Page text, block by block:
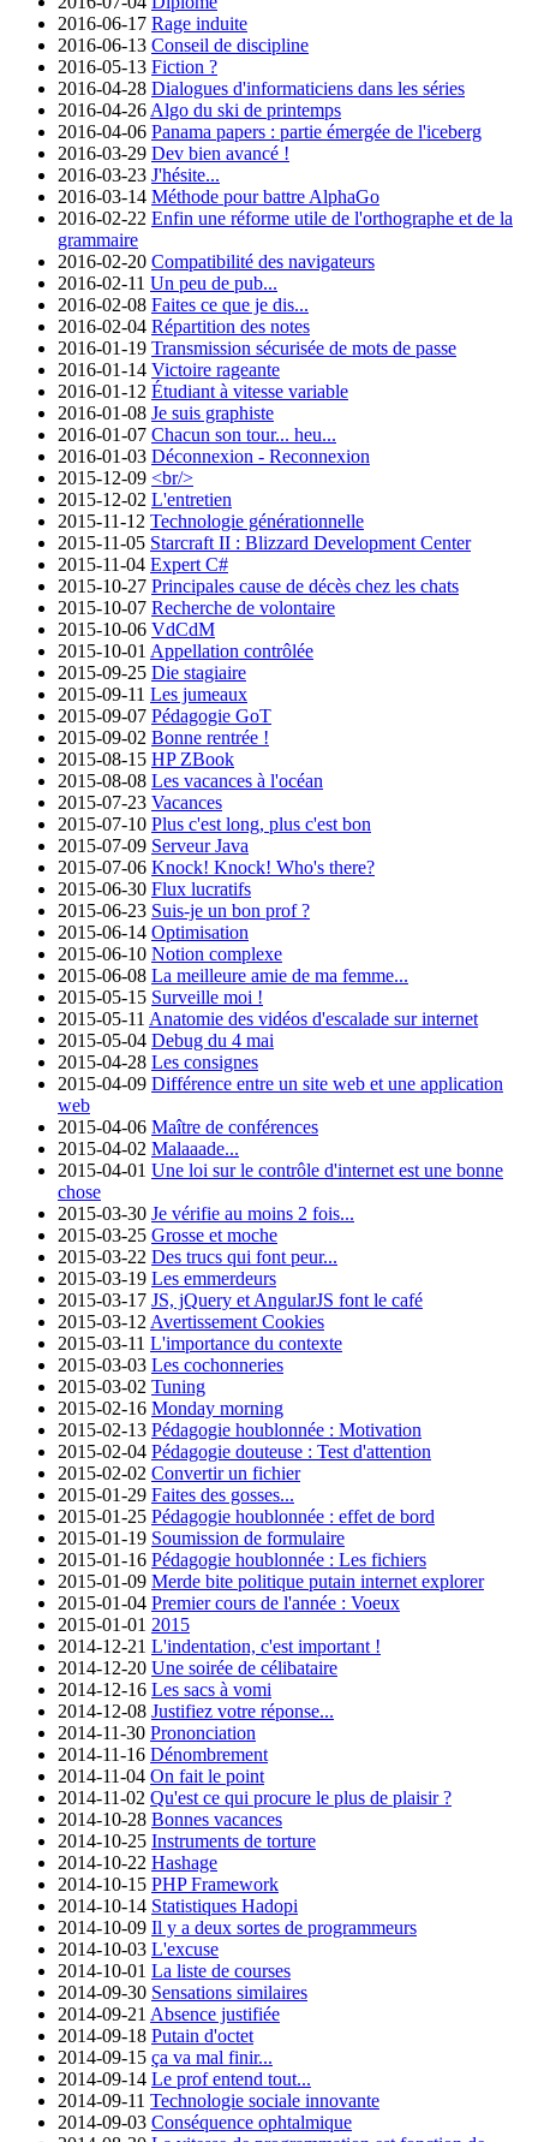
2016-06-17 Rage induite
2016-06-13 Conseil de discipline
2016-05-13 Fiction ?
2016-04-28 Dialogues d'informaticiens dans les séries
2016-04-26 Algo du ski de printemps
2016-04-06 Panama papers : partie émergée de l'iceberg
2016-03-29 Dev bien avancé !
2016-03-23 J'hésite...
2016-03-14 Méthode pour battre AlphaGo
2016-02-22 Enfin une réforme utile de l'orthographe et de la
grammaire
2016-02-20 Compatibilité des navigateurs
2016-02-11 Un peu de pub...
2016-02-08 Faites ce que je dis...
2016-02-04 Répartition des notes
2016-01-19 Transmission sécurisée de mots de passe
2016-01-14 Victoire rageante
2016-01-12 Étudiant à vitesse variable
2016-01-08 Je suis graphiste
2016-01-07 Chacun son tour... heu...
2016-01-03 Déconnexion - Reconnexion
2015-12-09 <br/>
2015-12-02 L'entretien
2015-11-12 Technologie générationnelle
2015-11-05 Starcraft II : Blizzard Development Center
2015-11-04 Expert C#
2015-10-27 Principales cause de décès chez les chats
2015-10-07 Recherche de volontaire
2015-10-06 VdCdM
2015-10-01 Appellation contrôlée
2015-09-25 Die stagiaire
2015-09-11 Les jumeaux
2015-09-07 Pédagogie GoT
2015-09-02 Bonne rentrée !
2015-08-15 HP ZBook
2015-08-08 Les vacances à l'océan
2015-07-23 Vacances
2015-07-10 Plus c'est long, plus c'est bon
2015-07-09 Serveur Java
2015-07-06 Knock! Knock! Who's there?
2015-06-30 Flux lucratifs
2015-06-23 Suis-je un bon prof ?
2015-06-14 Optimisation
2015-06-10 Notion complexe
2015-06-08 La meilleure amie de ma femme...
2015-05-15 Surveille moi !
2015-05-11 Anatomie des vidéos d'escalade sur internet
2015-05-04 Debug du 4 mai
2015-04-28 Les consignes
2015-04-09 Différence entre un site web et une application
web
2015-04-06 Maître de conférences
2015-04-02 Malaaade...
2015-04-01 Une loi sur le contrôle d'internet est une bonne
chose
2015-03-30 Je vérifie au moins 2 fois...
2015-03-25 Grosse et moche
2015-03-22 Des trucs qui font peur...
2015-03-19 Les emmerdeurs
2015-03-17 JS, jQuery et AngularJS font le café
2015-03-12 Avertissement Cookies
2015-03-11 L'importance du contexte
2015-03-03 Les cochonneries
2015-03-02 Tuning
2015-02-16 Monday morning
2015-02-13 Pédagogie houblonnée : Motivation
2015-02-04 Pédagogie douteuse : Test d'attention
2015-02-02 Convertir un fichier
2015-01-29 Faites des gosses...
2015-01-25 Pédagogie houblonnée : effet de bord
2015-01-19 Soumission de formulaire
2015-01-16 Pédagogie houblonnée : Les fichiers
2015-01-09 Merde bite politique putain internet explorer
2015-01-04 Premier cours de l'année : Voeux
2015-01-01 2015
2014-12-21 L'indentation, c'est important !
2014-12-20 Une soirée de célibataire
2014-12-16 Les sacs à vomi
2014-12-08 Justifiez votre réponse...
2014-11-30 Prononciation
2014-11-16 Dénombrement
2014-11-04 On fait le point
2014-11-02 Qu'est ce qui procure le plus de plaisir ?
2014-10-28 Bonnes vacances
2014-10-25 Instruments de torture
2014-10-22 Hashage
2014-10-15 PHP Framework
2014-10-14 Statistiques Hadopi
2014-10-09 Il y a deux sortes de programmeurs
2014-10-03 L'excuse
2014-10-01 La liste de courses
2014-09-30 Sensations similaires
2014-09-21 Absence justifiée
2014-09-18 Putain d'octet
2014-09-15 ça va mal finir...
2014-09-14 Le prof entend tout...
2014-09-11 Technologie sociale innovante
2014-09-03 Conséquence ophtalmique